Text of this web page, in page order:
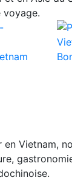
voyage.
Vietnam,